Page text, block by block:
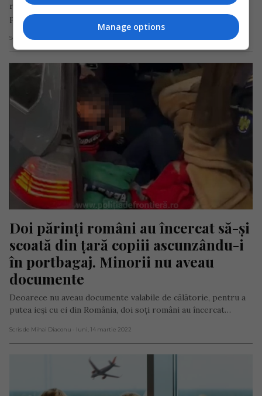
reședința în străinătate, i se permite ieșirea din România fără
prezentarea…
Scris de Daniela Stoica
Doi părinți români au încercat să-și
scoată din țară copiii ascunzându-i
în portbagaj. Minorii nu aveau
documente
Deoarece nu aveau documente valabile de călătorie, pentru a
putea ieși cu ei din România, doi soți români au încercat…
Scris de Mihai Diaconu - luni, 14 martie 2022
Manage options